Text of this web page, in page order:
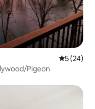
5 av 5 i
5 (24)
Pigeon